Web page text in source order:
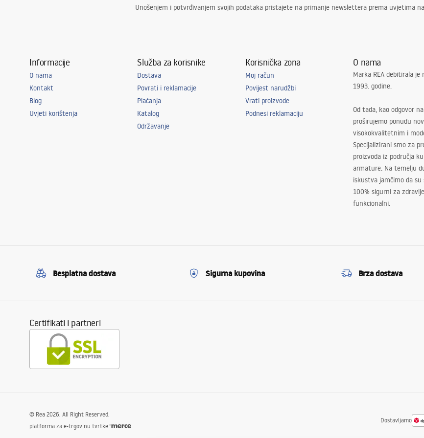
Unošenjem i potvrđivanjem svojih podataka pristajete na primanje newslettera prema uvjetima
Informacije
O nama
Kontakt
Blog
Uvjeti korištenja
Služba za korisnike
Dostava
Povrati i reklamacije
Plaćanja
Katalog
Održavanje
Korisnička zona
Moj račun
Povijest narudžbi
Vrati proizvode
Podnesi reklamaciju
O nama
Marka REA debitirala
1993. godine.
Od tada, kao odgovor
proširujemo ponudu
visokokvalitetnim i
Specijalizirani smo za
proizvoda iz područja
armature. Na temelju
iskustva jamčimo da su
100% sigurni za
funkcionalni.
Besplatna dostava Sigurna kupovina Brza dostava
Certifikati i partneri
Dostavljamo
© Rea 2026. All Right Reserved.
platforma za e-trgovinu tvrtke